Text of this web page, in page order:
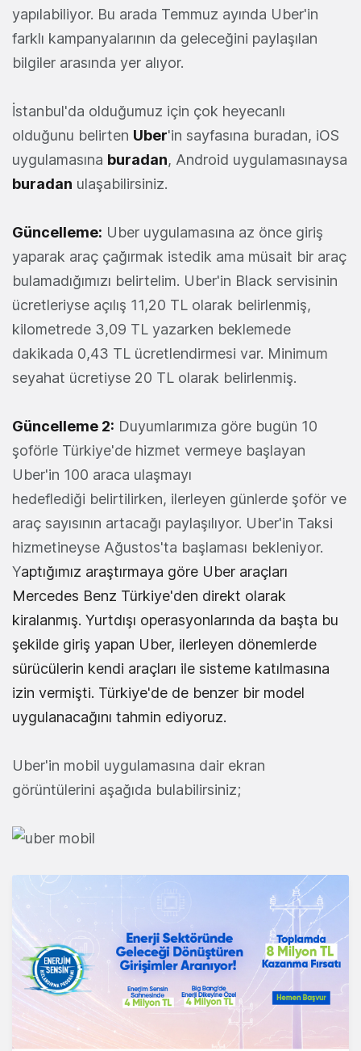
yapılabiliyor. Bu arada Temmuz ayında Uber'in
farklı kampanyalarının da geleceğini paylaşılan
bilgiler arasında yer alıyor.
İstanbul'da olduğumuz için çok heyecanlı
olduğunu belirten Uber'in sayfasına buradan, iOS
uygulamasına buradan, Android uygulamasınaysa
buradan ulaşabilirsiniz.
Güncelleme: Uber uygulamasına az önce giriş
yaparak araç çağırmak istedik ama müsait bir araç
bulamadığımızı belirtelim. Uber'in Black servisinin
ücretleriyse açılış 11,20 TL olarak belirlenmiş,
kilometrede 3,09 TL yazarken beklemede
dakikada 0,43 TL ücretlendirmesi var. Minimum
seyahat ücretiyse 20 TL olarak belirlenmiş.
Güncelleme 2: Duyumlarımıza göre bugün 10
şoförle Türkiye'de hizmet vermeye başlayan
Uber'in 100 araca ulaşmayı
hedeflediği belirtilirken, ilerleyen günlerde şoför ve
araç sayısının artacağı paylaşılıyor. Uber'in Taksi
hizmetineyse Ağustos'ta başlaması bekleniyor.
Yaptığımız araştırmaya göre Uber araçları
Mercedes Benz Türkiye'den direkt olarak
kiralanmış. Yurtdışı operasyonlarında da başta bu
şekilde giriş yapan Uber, ilerleyen dönemlerde
sürücülerin kendi araçları ile sisteme katılmasına
izin vermişti. Türkiye'de de benzer bir model
uygulanacağını tahmin ediyoruz.
Uber'in mobil uygulamasına dair ekran
görüntülerini aşağıda bulabilirsiniz;